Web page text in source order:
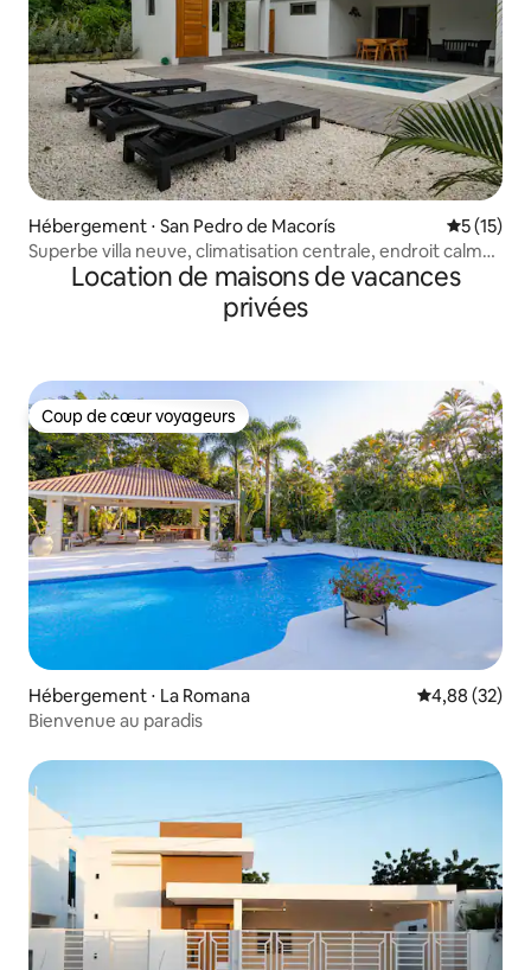
Hébergement ⋅ San Pedro de Macorís
5 (15)
Superbe villa neuve, climatisation centrale, endroit calme
avec golfLocation de maisons de vacances
privées
Coup de cœur voyageurs
Coup de cœur voyageurs
Hébergement ⋅ La Romana Évaluation
4,88 (32)
Bienvenue au paradis